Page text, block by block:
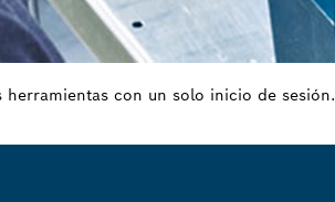
herramientas con un solo inicio de sesión.